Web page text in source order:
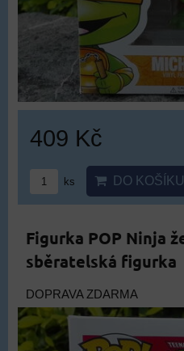
409 Kč
ks DO KOŠÍKU
Figurka POP Ninja
sběratelská figurka
DOPRAVA ZDARMA